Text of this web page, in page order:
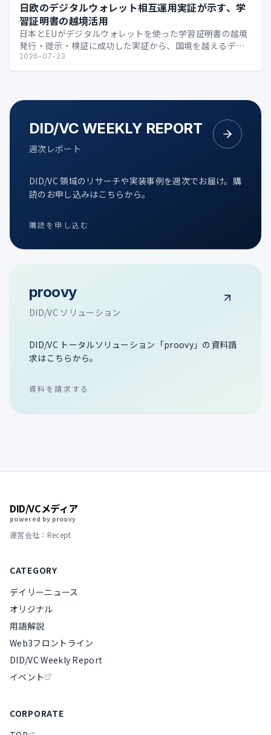
日欧のデジタルウォレット相互運用実証が示す、学
習証明書の越境活用
日本とEUがデジタルウォレットを使った学習証明書の越境
発行・提示・検証に成功した実証から、国境を越えるデジ
タル証明の可能性を整理します。
2026-07-23
DID/VC WEEKLY REPORT
週次レポート
DID/VC 領域のリサーチや実装事例を週次でお届け。購
読のお申し込みはこちらから。
購読を申し込む
proovy
DID/VC ソリューション
DID/VC トータルソリューション「proovy」の資料請
求はこちらから。
資料を請求する
DID/VCメディア
powered by proovy
運営会社：Recept
CATEGORY
デイリーニュース
オリジナル
用語解説
Web3フロントライン
DID/VC Weekly Report
イベント
CORPORATE